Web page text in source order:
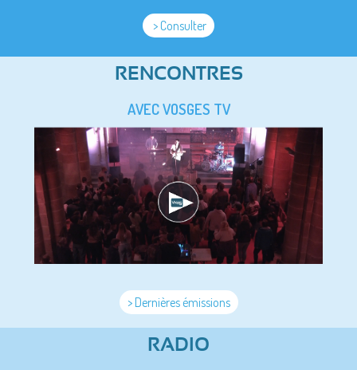
> Consulter
RENCONTRES
AVEC VOSGES TV
> Dernières émissions
RADIO